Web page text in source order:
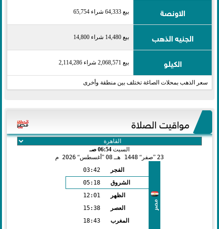
الاونصة بيع 64,333 شراء 65,754
الجنيه الذهب بيع 14,480 شراء 14,800
الكيلو بيع 2,068,571 شراء 2,114,286
سعر الذهب بمحلات الصاغة تختلف بين منطقة وأخرى
مواقيت الصلاة
السبت 06:54 صـ
23 صفر 1448 هـ 08 أغسطس 2026 م
مصر
الفجر
03:42
الشروق
05:18
الظهر
12:01
العصر
15:38
المغرب
18:43